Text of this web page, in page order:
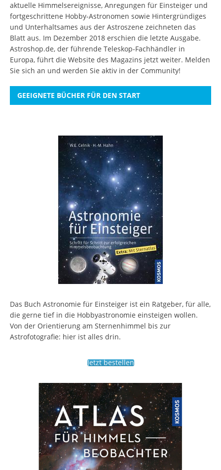
aktuelle Himmelsereignisse, Anregungen für Einsteiger und
fortgeschrittene Hobby-Astronomen sowie Hintergründiges
und Unterhaltsames aus der Astroszene zeichneten das
Blatt aus. Im Dezember 2018 erschien die letzte Ausgabe.
Astroshop.de, der führende Teleskop-Fachhändler in
Europa, führt die Website des Magazins jetzt weiter. Melden
Sie sich an und werden Sie aktiv in der Community!
GEEIGNETE BÜCHER FÜR DEN START
Das Buch Astronomie für Einsteiger ist ein Ratgeber, für alle,
die gerne tief in die Hobbyastronomie einsteigen wollen.
Von der Orientierung am Sternenhimmel bis zur
Astrofotografie: hier ist alles drin.
Jetzt bestellen